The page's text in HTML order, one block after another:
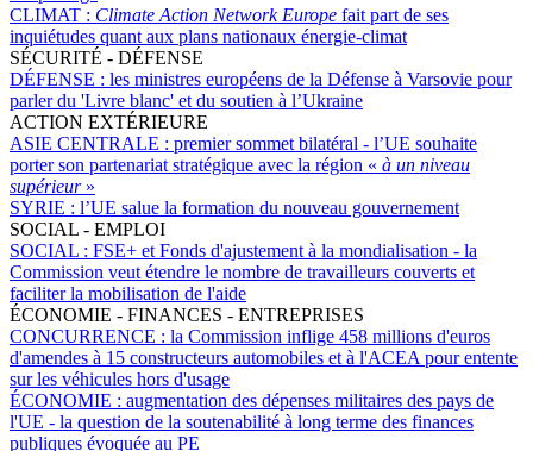
CLIMAT : Climate Action Network Europe fait part de ses
inquiétudes quant aux plans nationaux énergie-climat
SÉCURITÉ - DÉFENSE
DÉFENSE : les ministres européens de la Défense à Varsovie pour
parler du 'Livre blanc' et du soutien à l’Ukraine
ACTION EXTÉRIEURE
ASIE CENTRALE : premier sommet bilatéral - l’UE souhaite
porter son partenariat stratégique avec la région « à un niveau
supérieur»
SYRIE : l’UE salue la formation du nouveau gouvernement
SOCIAL - EMPLOI
SOCIAL : FSE+ et Fonds d'ajustement à la mondialisation - la
Commission veut étendre le nombre de travailleurs couverts et
faciliter la mobilisation de l'aide
ÉCONOMIE - FINANCES - ENTREPRISES
CONCURRENCE : la Commission inflige 458 millions d'euros
d'amendes à 15 constructeurs automobiles et à l'ACEA pour entente
sur les véhicules hors d'usage
ÉCONOMIE : augmentation des dépenses militaires des pays de
l'UE - la question de la soutenabilité à long terme des finances
publiques évoquée au PE